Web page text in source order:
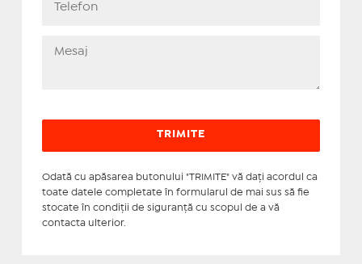
Odată cu apăsarea butonului "TRIMITE" vă daţi acordul ca
toate datele completate în formularul de mai sus să fie
stocate în condiţii de siguranţă cu scopul de a vă
contacta ulterior.